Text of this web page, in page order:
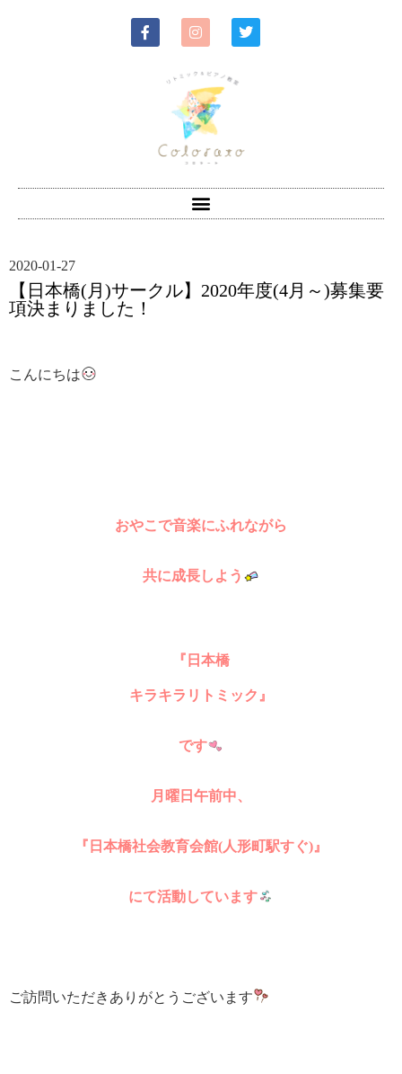
2020-01-27
【日本橋(月)サークル】2020年度(4月～)募集要
項決まりました！
こんにちは
おやこで音楽にふれながら
共に成長しよう
『日本橋
キラキラリトミック』
です
月曜日午前中、
『日本橋社会教育会館(人形町駅すぐ)』
にて活動しています
ご訪問いただきありがとうございます